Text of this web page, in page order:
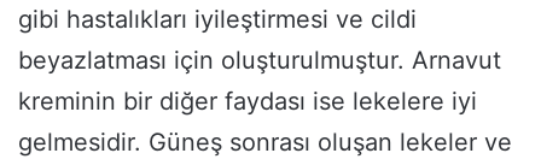
gibi hastalıkları iyileştirmesi ve cildi
beyazlatması için oluşturulmuştur. Arnavut
kreminin bir diğer faydası ise lekelere iyi
gelmesidir. Güneş sonrası oluşan lekeler ve